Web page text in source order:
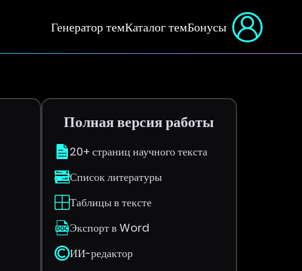
Генератор темКаталог темБонусы
Полная версия работы
20+ страниц научного текста
Список литературы
Таблицы в тексте
Экспорт в Word
ИИ-редактор